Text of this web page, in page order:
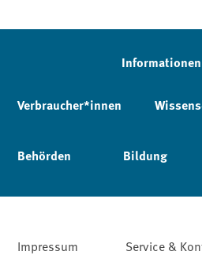
Verbraucher*innen
Behörden Bildung
Impressum Service &